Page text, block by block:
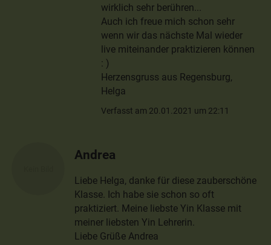
wirklich sehr berühren...
Auch ich freue mich schon sehr
wenn wir das nächste Mal wieder
live miteinander praktizieren können
: )
Herzensgruss aus Regensburg,
Helga
Verfasst am 20.01.2021 um 22:11
Andrea
Liebe Helga, danke für diese zauberschöne
Klasse. Ich habe sie schon so oft
praktiziert. Meine liebste Yin Klasse mit
meiner liebsten Yin Lehrerin.
Liebe Grüße Andrea